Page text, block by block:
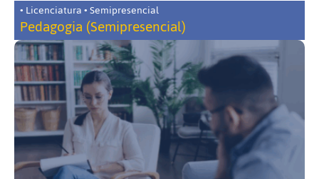
• Licenciatura • Semipresencial
Pedagogia (Semipresencial)